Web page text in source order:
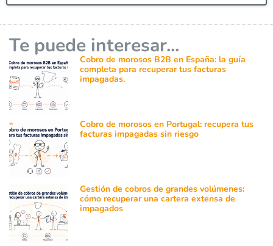
Te puede interesar...
Cobro de morosos B2B en España: la guía
completa para recuperar tus facturas
impagadas.
Cobro de morosos en Portugal: recupera tus
facturas impagadas sin riesgo
Gestión de cobros de grandes volúmenes:
cómo recuperar una cartera extensa de
impagados